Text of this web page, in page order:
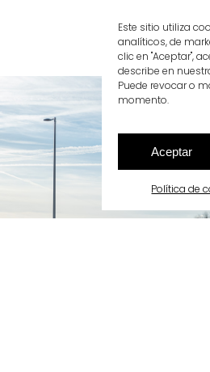
Este sitio utiliza
analíticos, de
clic en "Aceptar",
describe en
Puede revocar o
momento.
Aceptar
Política de